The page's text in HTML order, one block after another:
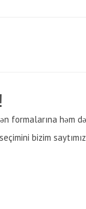
həm
bizim